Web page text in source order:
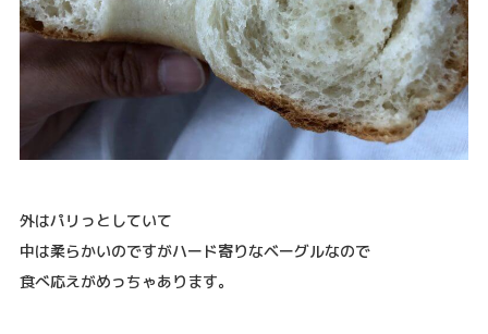
外はパリっとしていて
中は柔らかいのですがハード寄りなベーグルなので
食べ応えがめっちゃあります。